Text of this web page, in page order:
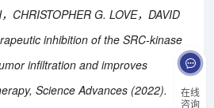
在线
咨询
CHRISTOPHER G. LOVE，DAVID
inhibition of the SRC-kinase
infiltration and improves
Science Advances (2022).